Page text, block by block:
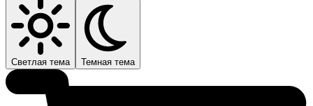
Светлая тема Темная тема